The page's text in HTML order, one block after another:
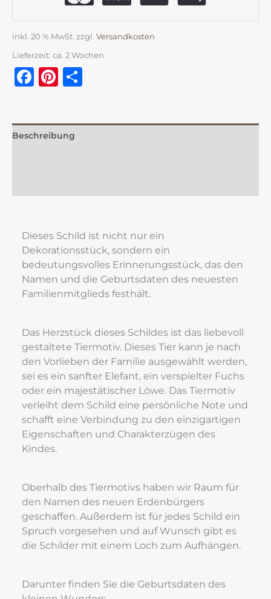
inkl. 20 % MwSt. zzgl. Versandkosten
Lieferzeit: ca. 2 Wochen
Facebook
Pinterest
Beschreibung
Dieses Schild ist nicht nur ein
Dekorationsstück, sondern ein
bedeutungsvolles Erinnerungsstück, das den
Namen und die Geburtsdaten des neuesten
Familienmitglieds festhält.
Das Herzstück dieses Schildes ist das liebevoll
gestaltete Tiermotiv. Dieses Tier kann je nach
den Vorlieben der Familie ausgewählt werden,
sei es ein sanfter Elefant, ein verspielter Fuchs
oder ein majestätischer Löwe. Das Tiermotiv
verleiht dem Schild eine persönliche Note und
schafft eine Verbindung zu den einzigartigen
Eigenschaften und Charakterzügen des
Kindes.
Oberhalb des Tiermotivs haben wir Raum für
den Namen des neuen Erdenbürgers
geschaffen. Außerdem ist für jedes Schild ein
Spruch vorgesehen und auf Wunsch gibt es
die Schilder mit einem Loch zum Aufhängen.
Darunter finden Sie die Geburtsdaten des